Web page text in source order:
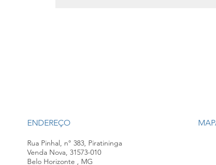
ENDEREÇO
Rua Pinhal, n° 383, Piratininga
Venda Nova, 31573-010
Belo Horizonte , MG